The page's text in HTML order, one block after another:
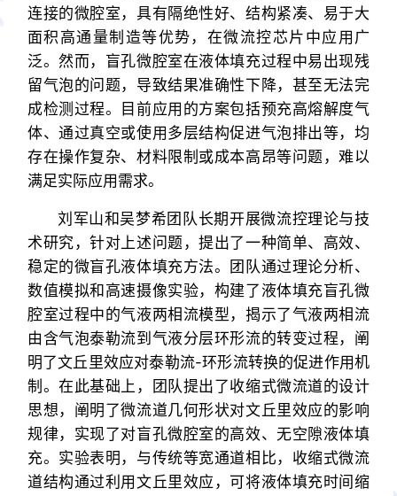
连接的微腔室，具有隔绝性好、结构紧凑、易于大
面积高通量制造等优势，在微流控芯片中应用广
泛。然而，盲孔微腔室在液体填充过程中易出现残
留气泡的问题，导致结果准确性下降，甚至无法完
成检测过程。目前应用的方案包括预充高熔解度气
体、通过真空或使用多层结构促进气泡排出等，均
存在操作复杂、材料限制或成本高昂等问题，难以
满足实际应用需求。
刘军山和吴梦希团队长期开展微流控理论与技
术研究，针对上述问题，提出了一种简单、高效、
稳定的微盲孔液体填充方法。团队通过理论分析、
数值模拟和高速摄像实验，构建了液体填充盲孔微
腔室过程中的气液两相流模型，揭示了气液两相流
由含气泡泰勒流到气液分层环形流的转变过程，阐
明了文丘里效应对泰勒流-环形流转换的促进作用机
制。在此基础上，团队提出了收缩式微流道的设计
思想，阐明了微流道几何形状对文丘里效应的影响
规律，实现了对盲孔微腔室的高效、无空隙液体填
充。实验表明，与传统等宽通道相比，收缩式微流
道结构通过利用文丘里效应，可将液体填充时间缩